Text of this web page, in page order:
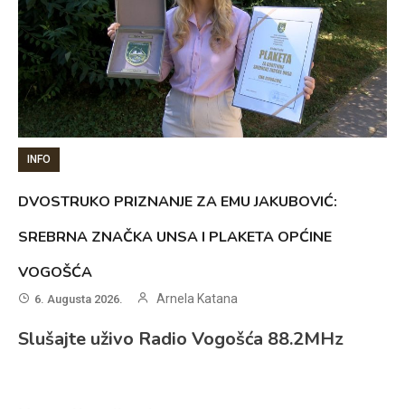
INFO
DVOSTRUKO PRIZNANJE ZA EMU JAKUBOVIĆ:
SREBRNA ZNAČKA UNSA I PLAKETA OPĆINE
VOGOŠĆA
6. Augusta 2026. Arnela Katana
Slušajte uživo Radio Vogošća 88.2MHz